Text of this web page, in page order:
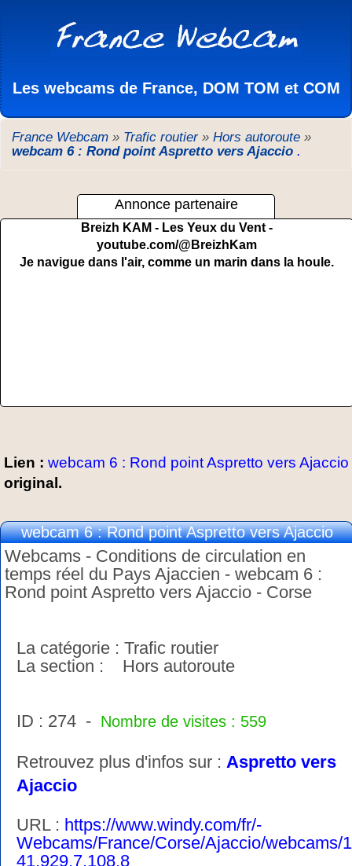
Les webcams de France, DOM TOM et COM
France Webcam » Trafic routier» Hors autoroute »
webcam 6 : Rond point Aspretto vers Ajaccio .
Annonce partenaire
Breizh KAM - Les Yeux du Vent -
youtube.com/@BreizhKam
Je navigue dans l'air, comme un marin dans la houle.
Lien : webcam 6 : Rond point Aspretto vers Ajaccio
original.
webcam 6 : Rond point Aspretto vers Ajaccio
Webcams - Conditions de circulation en
temps réel du Pays Ajaccien - webcam 6 :
Rond point Aspretto vers Ajaccio - Corse
La catégorie : Trafic routier
La section : Hors autoroute
ID : 274 - Nombre de visites : 559
Retrouvez plus d'infos sur : Aspretto vers
Ajaccio
URL : https://www.windy.com/fr/-
Webcams/France/Corse/Ajaccio/webcams/
41.929,7.108,8